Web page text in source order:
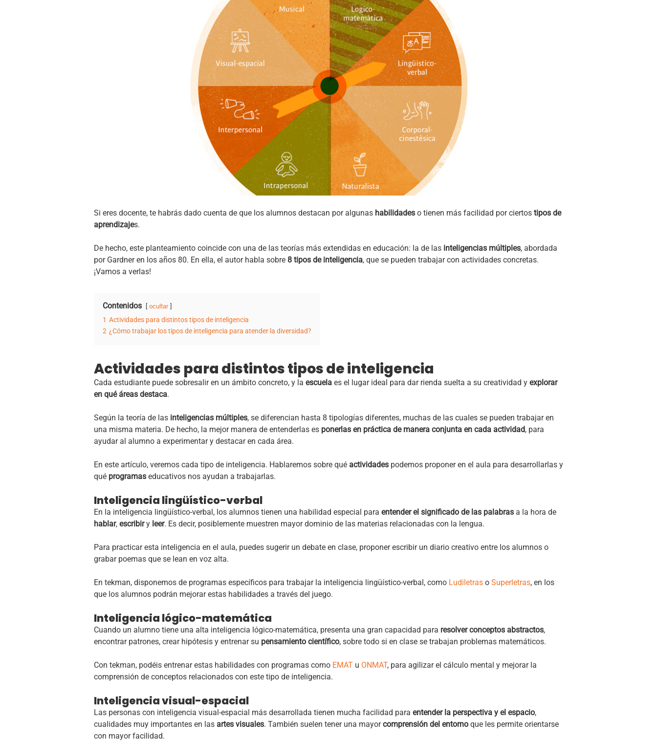
Si eres docente, te habrás dado cuenta de que los alumnos destacan por algunas habilidades o tienen más facilidad por ciertos tipos de
aprendizajes.
De hecho, este planteamiento coincide con una de las teorías más extendidas en educación: la de las inteligencias múltiples, abordada
por Gardner en los años 80. En ella, el autor habla sobre 8 tipos de inteligencia, que se pueden trabajar con actividades concretas.
¡Vamos a verlas!
Contenidos ocultar
1 Actividades para distintos tipos de inteligencia
2 ¿Cómo trabajar los tipos de inteligencia para atender la diversidad?
Actividades para distintos tipos de inteligencia
Cada estudiante puede sobresalir en un ámbito concreto, y la escuela es el lugar ideal para dar rienda suelta a su creatividad y explorar
en qué áreas destaca.
Según la teoría de las inteligencias múltiples, se diferencian hasta 8 tipologías diferentes, muchas de las cuales se pueden trabajar en
una misma materia. De hecho, la mejor manera de entenderlas es ponerlas en práctica de manera conjunta en cada actividad, para
ayudar al alumno a experimentar y destacar en cada área.
En este artículo, veremos cada tipo de inteligencia. Hablaremos sobre qué actividades podemos proponer en el aula para desarrollarlas y
qué programas educativos nos ayudan a trabajarlas.
Inteligencia lingüístico-verbal
En la inteligencia lingüístico-verbal, los alumnos tienen una habilidad especial para entender el significado de las palabras a la hora de
hablar, escribiry leer. Es decir, posiblemente muestren mayor dominio de las materias relacionadas con la lengua.
Para practicar esta inteligencia en el aula, puedes sugerir un debate en clase, proponer escribir un diario creativo entre los alumnos o
grabar poemas que se lean en voz alta.
En tekman, disponemos de programas específicos para trabajar la inteligencia lingüístico-verbal, como Ludiletras o Superletras, en los
que los alumnos podrán mejorar estas habilidades a través del juego.
Inteligencia lógico-matemática
Cuando un alumno tiene una alta inteligencia lógico-matemática, presenta una gran capacidad para resolver conceptos abstractos,
encontrar patrones, crear hipótesis y entrenar su pensamiento científico, sobre todo si en clase se trabajan problemas matemáticos.
Con tekman, podéis entrenar estas habilidades con programas como EMAT u ONMAT, para agilizar el cálculo mental y mejorar la
comprensión de conceptos relacionados con este tipo de inteligencia.
Inteligencia visual-espacial
Las personas con inteligencia visual-espacial más desarrollada tienen mucha facilidad para entender la perspectiva y el espacio,
cualidades muy importantes en las artes visuales. También suelen tener una mayorcomprensión del entorno que les permite orientarse
con mayor facilidad.